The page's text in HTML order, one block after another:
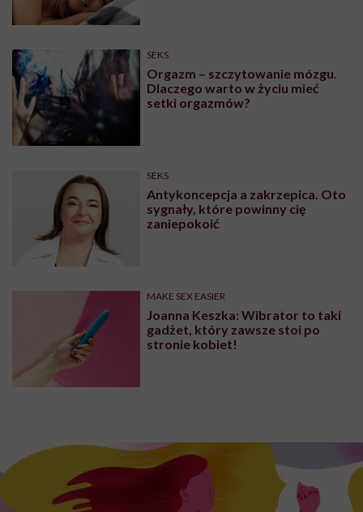
SEKS
Orgazm – szczytowanie mózgu.
Dlaczego warto w życiu mieć
setki orgazmów?
SEKS
Antykoncepcja a zakrzepica. Oto
sygnały, które powinny cię
zaniepokoić
MAKE SEX EASIER
Joanna Keszka: Wibrator to taki
gadżet, który zawsze stoi po
stronie kobiet!